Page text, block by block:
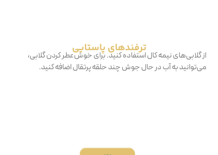
‫ترفندهای‬ ‫پاستایی‬
از گلابی‌های نیمه کال استفاده کنید. برای خوش‌عطر کردن گلابی،
می‌توانید به آب در حال جوش چند حلقه پرتقال اضافه کنید.